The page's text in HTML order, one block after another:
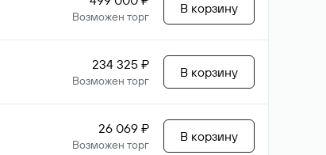
Возможен торг
В корзину
234 325 ₽
Возможен торг
В корзину
26 069 ₽
Возможен торг
В корзину